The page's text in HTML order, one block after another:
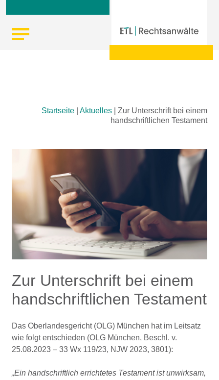
Startseite Aktuelles
Zur Unterschrift bei einem
handschriftlichen Testament
Zur Unterschrift bei einem
handschriftlichen Testament
Das Oberlandesgericht (OLG) München hat im Leitsatz
wie folgt entschieden (OLG München, Beschl. v.
25.08.2023 – 33 Wx 119/23, NJW 2023, 3801):
„Ein handschriftlich errichtetes Testament ist unwirksam,